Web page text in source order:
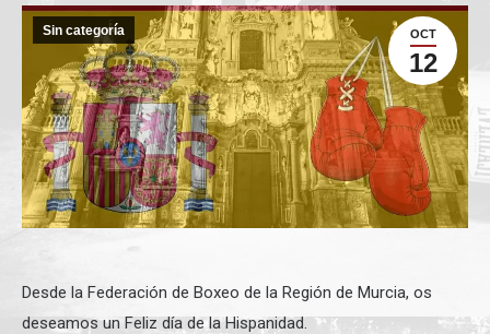
OCT
12
Sin categoría
Desde la Federación de Boxeo de la Región de Murcia, os
deseamos un Feliz día de la Hispanidad.